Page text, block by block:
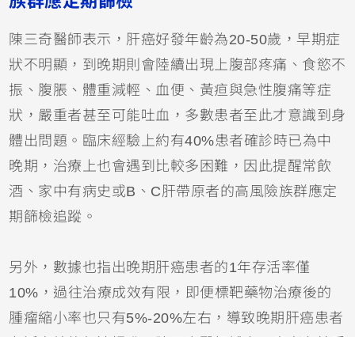
陳三奇醫師表示，肝癌好發年齡為20-50歲，早期症
狀不明顯，到晚期則會陸續出現上腹部疼痛、食慾不
振、腹脹、體重減輕、血便、黃疸與急性腹痛等症
狀，嚴重者甚至可能吐血，多數患者至此才意識到身
體出問題。臨床經驗上約有40%患者確診時已為中
晚期，治療上也會遇到比較多困難，因此提醒常飲
酒、家中有病史或B、C肝帶原者的高風險族群應定
期篩檢追蹤。
另外，數據也指出晚期肝癌患者的1年存活率僅
10%，過往治療成效有限，即便標靶藥物治療後的
腫瘤縮小率也只有5%-20%左右，導致晚期肝癌患者